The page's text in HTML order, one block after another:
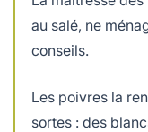
au salé, ne
conseils.
Les poivres la
sortes : des